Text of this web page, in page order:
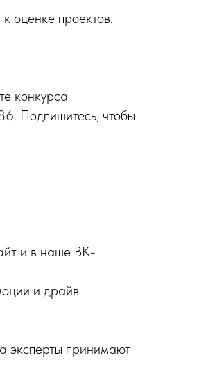
оценке проектов.
конкурса
Подпишитесь, чтобы
и в наше ВК-
и драйв
эксперты принимают